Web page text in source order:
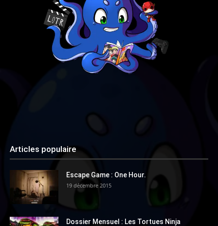
Articles populaire
Escape Game : One Hour.
19 décembre 2015
Dossier Mensuel : Les Tortues Ninja